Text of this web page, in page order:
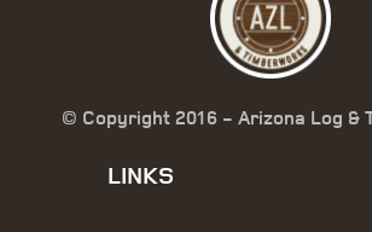
© Copyright 2016 - Arizona Log &
LINKS